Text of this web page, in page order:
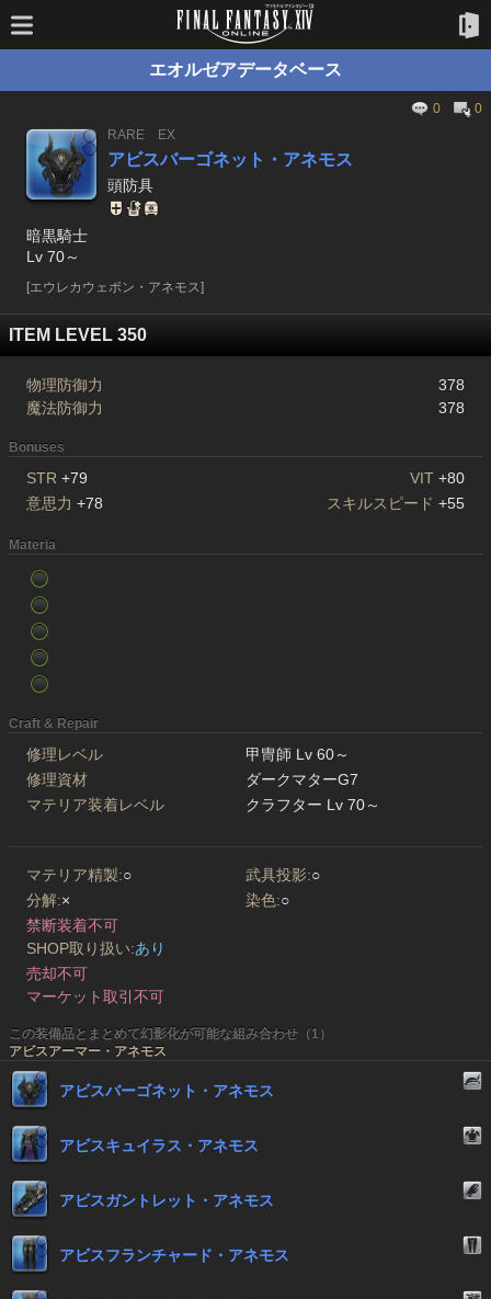
エオルゼアデータベース
0
0
RARE
EX
アビスバーゴネット・アネモス
頭防具
暗黒騎士
Lv 70～
[エウレカウェポン・アネモス]
ITEM LEVEL 350
物理防御力
378
魔法防御力
378
Bonuses
STR +79 VIT +80
意思力 +78 スキルスピード +55
Materia
Craft & Repair
修理レベル
甲冑師 Lv 60～
修理資材
ダークマターG7
マテリア装着レベル
クラフター Lv 70～
マテリア精製:○ 武具投影:○
分解:× 染色:○
禁断装着不可
SHOP取り扱い:あり
売却不可
マーケット取引不可
この装備品とまとめて幻影化が可能な組み合わせ（1）
アビスアーマー・アネモス
アビスバーゴネット・アネモス
アビスキュイラス・アネモス
アビスガントレット・アネモス
アビスフランチャード・アネモス